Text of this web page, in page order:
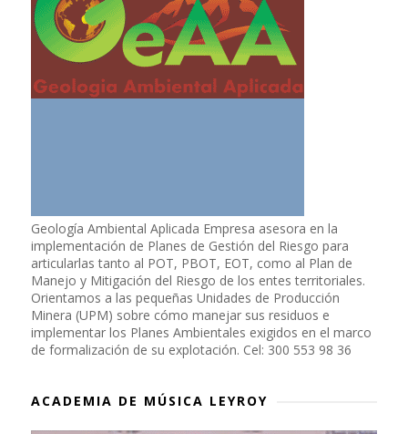
Geología Ambiental Aplicada Empresa asesora en la
implementación de Planes de Gestión del Riesgo para
articularlas tanto al POT, PBOT, EOT, como al Plan de
Manejo y Mitigación del Riesgo de los entes territoriales.
Orientamos a las pequeñas Unidades de Producción
Minera (UPM) sobre cómo manejar sus residuos e
implementar los Planes Ambientales exigidos en el marco
de formalización de su explotación. Cel: 300 553 98 36
ACADEMIA DE MÚSICA LEYROY